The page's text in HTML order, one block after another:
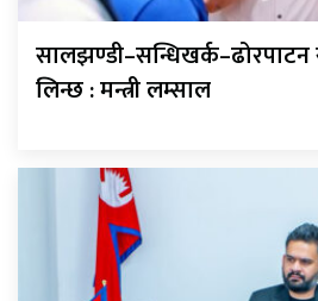
लिन्छ : मन्त्री लम्साल